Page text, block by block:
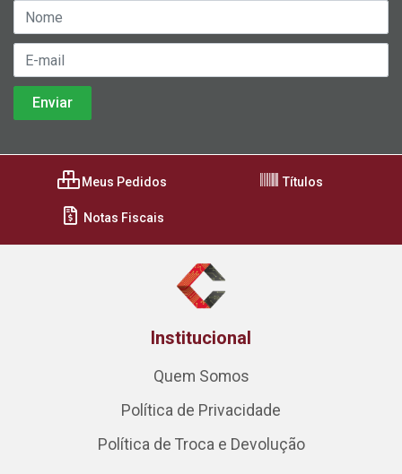
Meus Pedidos Títulos
Notas Fiscais
Institucional
Quem Somos
Política de Privacidade
Política de Troca e Devolução